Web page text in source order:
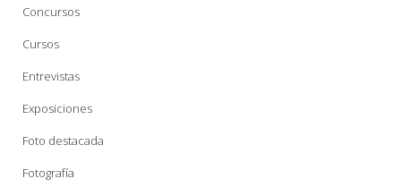
Concursos
Cursos
Entrevistas
Exposiciones
Foto destacada
Fotografía